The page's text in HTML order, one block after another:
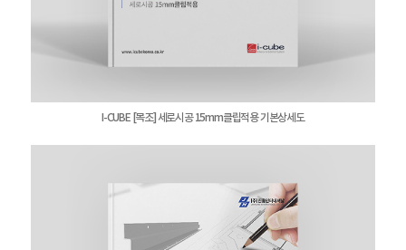
I-CUBE [목조] 세로시공 15mm클립적용 기본상세도